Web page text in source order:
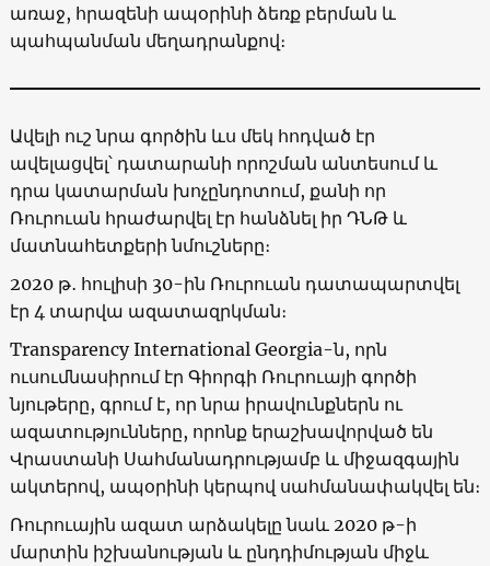
առաջ, հրազենի ապօրինի ձեռք բերման և
պահպանման մեղադրանքով։
Ավելի ուշ նրա գործին ևս մեկ հոդված էր
ավելացվել՝ դատարանի որոշման անտեսում և
դրա կատարման խոչընդոտում, քանի որ
Ռուրուան հրաժարվել էր հանձնել իր ԴՆԹ և
մատնահետքերի նմուշները։
2020 թ․ հուլիսի 30-ին Ռուրուան դատապարտվել
էր 4 տարվա ազատազրկման։
Transparency International Georgia-ն, որն
ուսումնասիրում էր Գիորգի Ռուրուայի գործի
նյութերը, գրում է, որ նրա իրավունքներն ու
ազատությունները, որոնք երաշխավորված են
Վրաստանի Սահմանադրությամբ և միջազգային
ակտերով, ապօրինի կերպով սահմանափակվել են։
Ռուրուային ազատ արձակելը նաև 2020 թ-ի
մարտին իշխանության և ընդդիմության միջև